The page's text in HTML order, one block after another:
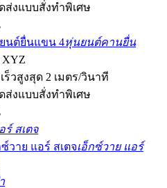
ส่งแบบสั่งทำพิเศษ
หุ่นยนต์คานยื่น
XYZ
ร็วสูงสุด 2 เมตร/วินาที
ส่งแบบสั่งทำพิเศษ
ร์ สเตจ
เอ็กซ์วาย แอร์